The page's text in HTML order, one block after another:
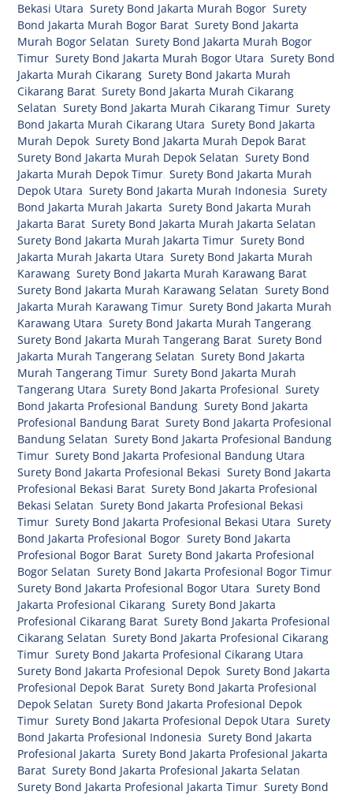
Bekasi Utara ,Surety Bond Jakarta Murah Bogor ,Surety
Bond Jakarta Murah Bogor Barat ,Surety Bond Jakarta
Murah Bogor Selatan ,Surety Bond Jakarta Murah Bogor
Timur ,Surety Bond Jakarta Murah Bogor Utara ,Surety Bond
Jakarta Murah Cikarang ,Surety Bond Jakarta Murah
Cikarang Barat ,Surety Bond Jakarta Murah Cikarang
Selatan ,Surety Bond Jakarta Murah Cikarang Timur ,Surety
Bond Jakarta Murah Cikarang Utara ,Surety Bond Jakarta
Murah Depok ,Surety Bond Jakarta Murah Depok Barat
Surety Bond Jakarta Murah Depok Selatan ,Surety Bond
Jakarta Murah Depok Timur ,Surety Bond Jakarta Murah
Depok Utara ,Surety Bond Jakarta Murah Indonesia ,Surety
Bond Jakarta Murah Jakarta ,Surety Bond Jakarta Murah
Jakarta Barat ,Surety Bond Jakarta Murah Jakarta Selatan
Surety Bond Jakarta Murah Jakarta Timur ,Surety Bond
Jakarta Murah Jakarta Utara ,Surety Bond Jakarta Murah
Karawang ,Surety Bond Jakarta Murah Karawang Barat
Surety Bond Jakarta Murah Karawang Selatan ,Surety Bond
Jakarta Murah Karawang Timur ,Surety Bond Jakarta Murah
Karawang Utara ,Surety Bond Jakarta Murah Tangerang
Surety Bond Jakarta Murah Tangerang Barat ,Surety Bond
Jakarta Murah Tangerang Selatan ,Surety Bond Jakarta
Murah Tangerang Timur ,Surety Bond Jakarta Murah
Tangerang Utara ,Surety Bond Jakarta Profesional ,Surety
Bond Jakarta Profesional Bandung ,Surety Bond Jakarta
Profesional Bandung Barat ,Surety Bond Jakarta Profesional
Bandung Selatan ,Surety Bond Jakarta Profesional Bandung
Timur ,Surety Bond Jakarta Profesional Bandung Utara
Surety Bond Jakarta Profesional Bekasi ,Surety Bond Jakarta
Profesional Bekasi Barat ,Surety Bond Jakarta Profesional
Bekasi Selatan ,Surety Bond Jakarta Profesional Bekasi
Timur ,Surety Bond Jakarta Profesional Bekasi Utara ,Surety
Bond Jakarta Profesional Bogor ,Surety Bond Jakarta
Profesional Bogor Barat ,Surety Bond Jakarta Profesional
Bogor Selatan ,Surety Bond Jakarta Profesional Bogor Timur
Surety Bond Jakarta Profesional Bogor Utara ,Surety Bond
Jakarta Profesional Cikarang ,Surety Bond Jakarta
Profesional Cikarang Barat ,Surety Bond Jakarta Profesional
Cikarang Selatan ,Surety Bond Jakarta Profesional Cikarang
Timur ,Surety Bond Jakarta Profesional Cikarang Utara
Surety Bond Jakarta Profesional Depok ,Surety Bond Jakarta
Profesional Depok Barat ,Surety Bond Jakarta Profesional
Depok Selatan ,Surety Bond Jakarta Profesional Depok
Timur ,Surety Bond Jakarta Profesional Depok Utara ,Surety
Bond Jakarta Profesional Indonesia ,Surety Bond Jakarta
Profesional Jakarta ,Surety Bond Jakarta Profesional Jakarta
Barat ,Surety Bond Jakarta Profesional Jakarta Selatan
Surety Bond Jakarta Profesional Jakarta Timur ,Surety Bond